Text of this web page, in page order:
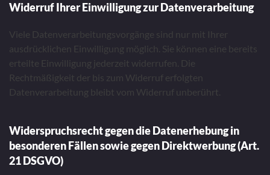
Widerruf Ihrer Einwilligung zur Datenverarbeitung
Viele Datenverarbeitungsvorgänge sind nur mit Ihrer
ausdrücklichen Einwilligung möglich. Sie können eine bereits
erteilte Einwilligung jederzeit widerrufen. Die
Rechtmäßigkeit der bis zum Widerruf erfolgten
Datenverarbeitung bleibt vom Widerruf unberührt.
Widerspruchsrecht gegen die Datenerhebung in
besonderen Fällen sowie gegen Direktwerbung (Art.
21 DSGVO)